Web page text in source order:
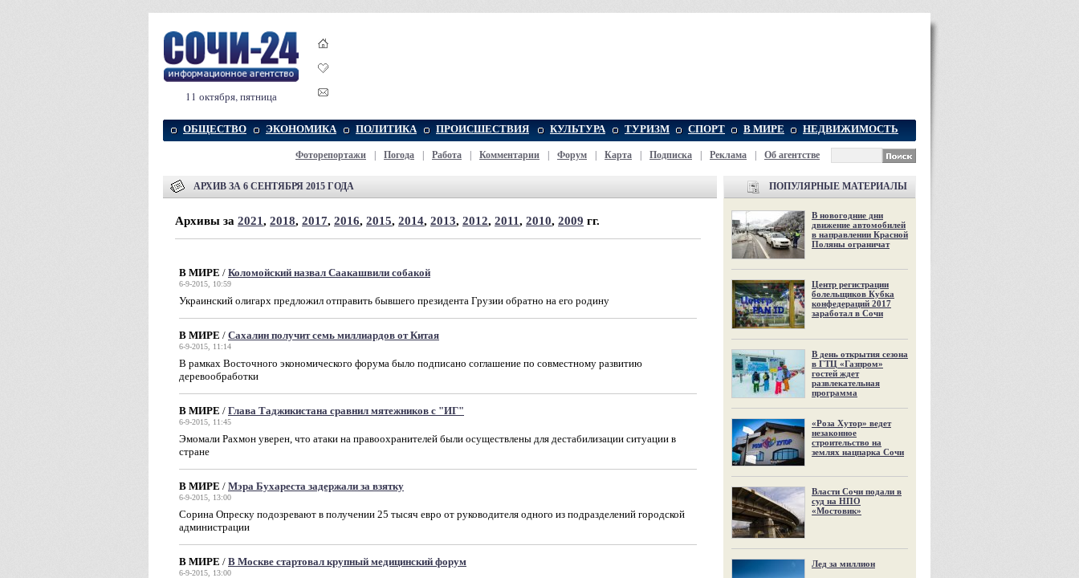
11 октября, пятница
ОБЩЕСТВО ЭКОНОМИКА ПОЛИТИКА ПРОИСШЕСТВИЯ КУЛЬТУРА ТУРИЗМ СПОРТ В МИРЕ НЕДВИЖИМОСТЬ
Фоторепортажи Погода Работа Комментарии Форум Карта Подписка Реклама Об агентстве
АРХИВ ЗА 6 СЕНТЯБРЯ 2015 ГОДА
Архивы за 2021, 2018, 2017, 2016, 2015, 2014, 2013, 2012, 2011, 2010, 2009 гг.
В МИРЕ / Коломойский назвал Саакашвили собакой
6-9-2015, 10:59
Украинский олигарх предложил отправить бывшего президента Грузии обратно на его родину
В МИРЕ / Сахалин получит семь миллиардов от Китая
6-9-2015, 11:14
В рамках Восточного экономического форума было подписано соглашение по совместному развитию
деревообработки
В МИРЕ / Глава Таджикистана сравнил мятежников с "ИГ"
6-9-2015, 11:45
Эмомали Рахмон уверен, что атаки на правоохранителей были осуществлены для дестабилизации ситуации в
стране
В МИРЕ / Мэра Бухареста задержали за взятку
6-9-2015, 13:00
Сорина Опреску подозревают в получении 25 тысяч евро от руководителя одного из подразделений городской
администрации
В МИРЕ / В Москве стартовал крупный медицинский форум
6-9-2015, 13:00
ПОПУЛЯРНЫЕ МАТЕРИАЛЫ
В новогодние дни
движение автомобилей
в направлении Красной
Поляны ограничат
Центр регистрации
болельщиков Кубка
конфедераций 2017
заработал в Сочи
В день открытия сезона
в ГТЦ «Газпром»
гостей ждет
развлекательная
программа
«Роза Хутор» ведет
незаконное
строительство на
землях нацпарка Сочи
Власти Сочи подали в
суд на НПО
«Мостовик»
Лед за миллион